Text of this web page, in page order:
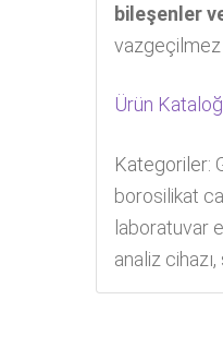
bileşenler
vazgeçilmez
Ürün
Kategoriler:
borosilikat
laboratuvar
analiz cihazı,